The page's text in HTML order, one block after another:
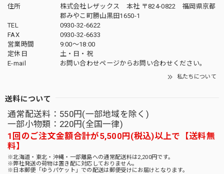
住所
株式会社レザックス 本社 〒824-0822 福岡県京都
郡みやこ町勝山黒田1650-1
TEL
0930-32-6622
FAX
0930-32-6633
営業時間
9:00〜18:00
定休日
土・日・祝
E-mail
お問い合わせページからお問い合わせください。
私たちについて
送料について
通常配送料：550円(一部地域を除く)
一部小物類：220円(全国一律)
1回のご注文金額合計が5,500円(税込)以上で【送料無
料】
※北海道・東北・沖縄・一部離島への通常配送料は2,200円です。
※弊社発送の荷物は置き配に対応しておりません。
※日本郵便「ゆうパケット」での配送は郵便受けにお届けとなります。